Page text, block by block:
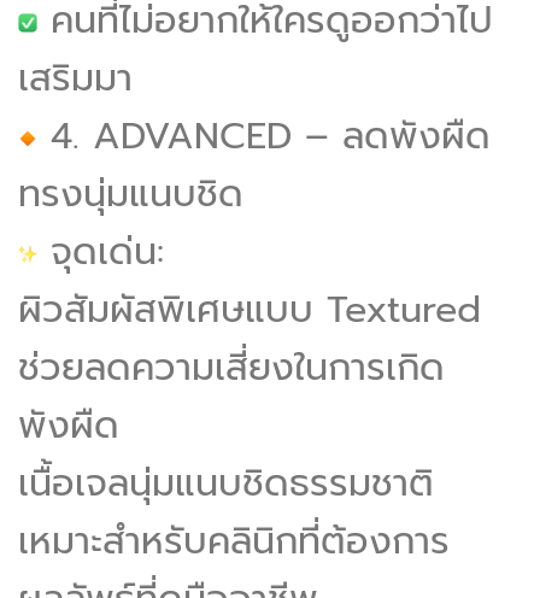
คนที่ไม่อยากให้ใครดูออกว่าไป
เสริมมา
4. ADVANCED – ลดพังผืด
ทรงนุ่มแนบชิด
จุดเด่น:
ผิวสัมผัสพิเศษแบบ Textured
ช่วยลดความเสี่ยงในการเกิด
พังผืด
เนื้อเจลนุ่มแนบชิดธรรมชาติ
เหมาะสำหรับคลินิกที่ต้องการ